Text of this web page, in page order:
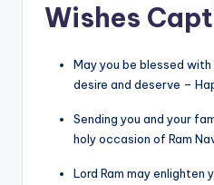
Wishes
May you be blessed
desire and deserve –
Sending you and your
holy occasion of Ram
Lord Ram may enlighten